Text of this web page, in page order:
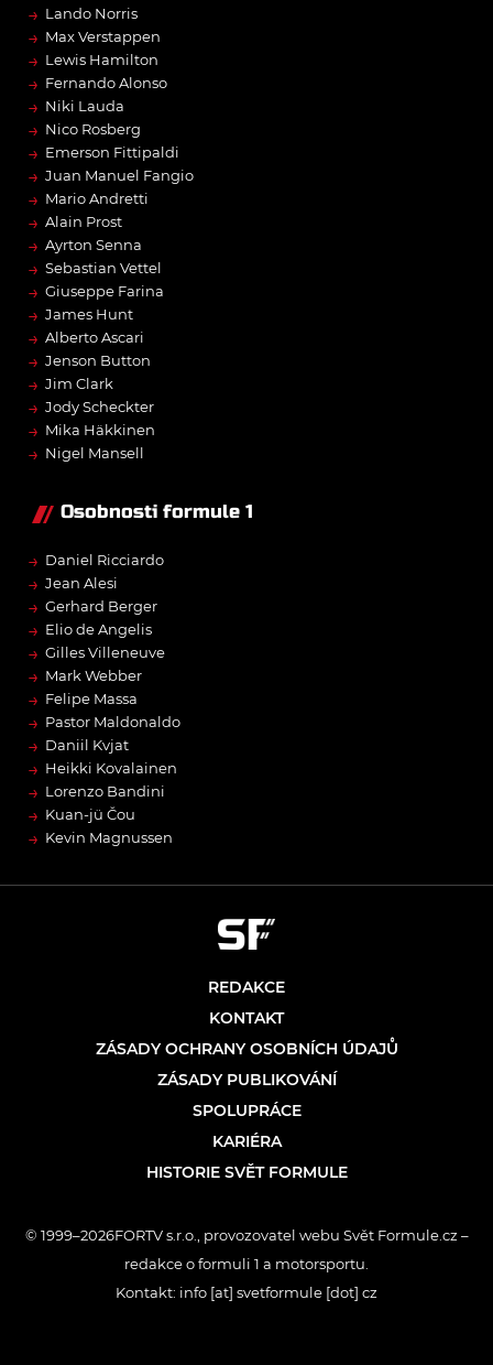
→ Lando Norris
→ Max Verstappen
→ Lewis Hamilton
→ Fernando Alonso
→ Niki Lauda
→ Nico Rosberg
→ Emerson Fittipaldi
→ Juan Manuel Fangio
→ Mario Andretti
→ Alain Prost
→ Ayrton Senna
→ Sebastian Vettel
→ Giuseppe Farina
→ James Hunt
→ Alberto Ascari
→ Jenson Button
→ Jim Clark
→ Jody Scheckter
→ Mika Häkkinen
→ Nigel Mansell
Osobnosti formule 1
→ Daniel Ricciardo
→ Jean Alesi
→ Gerhard Berger
→ Elio de Angelis
→ Gilles Villeneuve
→ Mark Webber
→ Felipe Massa
→ Pastor Maldonaldo
→ Daniil Kvjat
→ Heikki Kovalainen
→ Lorenzo Bandini
→ Kuan-jü Čou
→ Kevin Magnussen
REDAKCE
KONTAKT
ZÁSADY OCHRANY OSOBNÍCH ÚDAJŮ
ZÁSADY PUBLIKOVÁNÍ
SPOLUPRÁCE
KARIÉRA
HISTORIE SVĚT FORMULE
© 1999–2026FORTV s.r.o., provozovatel webu Svět Formule.cz –
redakce o formuli 1 a motorsportu.
Kontakt: info [at] svetformule [dot] cz